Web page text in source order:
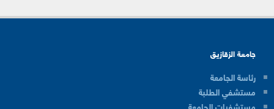
جامعة الزقازيق
رئاسة الجامعة
مستشفي الطلبة